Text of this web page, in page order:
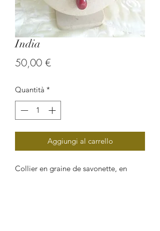
India
50,00 €Prezzo
Quantità *
Aggiungi al carrello
Collier en graine de savonette, en